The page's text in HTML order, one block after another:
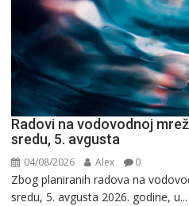
Radovi na vodovodnoj
sredu, 5. avgusta
04/08/2026 Alex 0
Zbog planiranih radova na
sredu, 5. avgusta 2026. godine, u...